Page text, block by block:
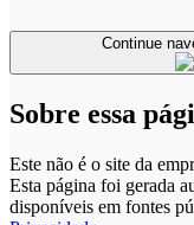
Sobre essa
Este não é o site da
Esta página foi gerada
disponíveis em fontes